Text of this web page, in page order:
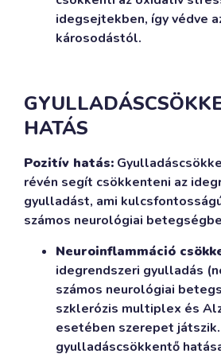
idegsejtekben, így védve
károsodástól.
HATÁS
Pozitív hatás:
révén segít csökkenteni az
gyulladást, ami
számos neurológiai
Neuroinflammáció
idegrendszeri gyulladás
számos neurológiai
szklerózis multiplex és
esetében szerepet
gyulladáscsökkentő